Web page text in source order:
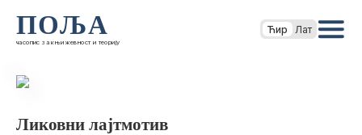
ПОЉА
часопис за књижевност и теорију
Ћир Лат
Ликовни лајтмотив